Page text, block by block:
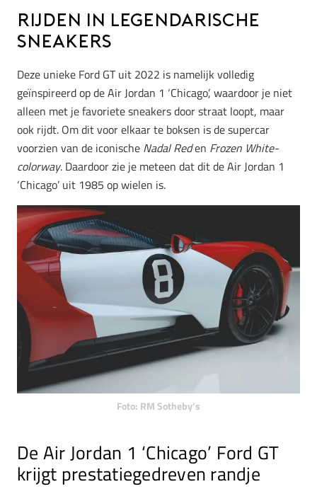
Rijden in legendarische
sneakers
Deze unieke Ford GT uit 2022 is namelijk volledig
geïnspireerd op de Air Jordan 1 ‘Chicago’, waardoor je niet
alleen met je favoriete sneakers door straat loopt, maar
ook rijdt. Om dit voor elkaar te boksen is de supercar
voorzien van de iconische Nadal Reden Frozen White-
colorway. Daardoor zie je meteen dat dit de Air Jordan 1
‘Chicago’ uit 1985 op wielen is.
Foto: RM Sotheby’s
De Air Jordan 1 ‘Chicago’ Ford GT
krijgt prestatiegedreven randje